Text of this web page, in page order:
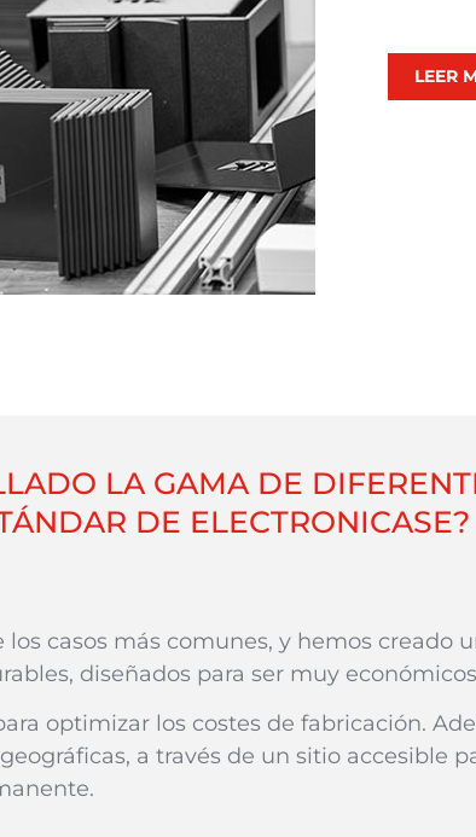
Tras
LEER
LA GAMA DE
DE ELECTRONICASE?
casos más comunes, y hemos creado
diseñados para ser muy
optimizar los costes de fabricación.
a través de un sitio accesible